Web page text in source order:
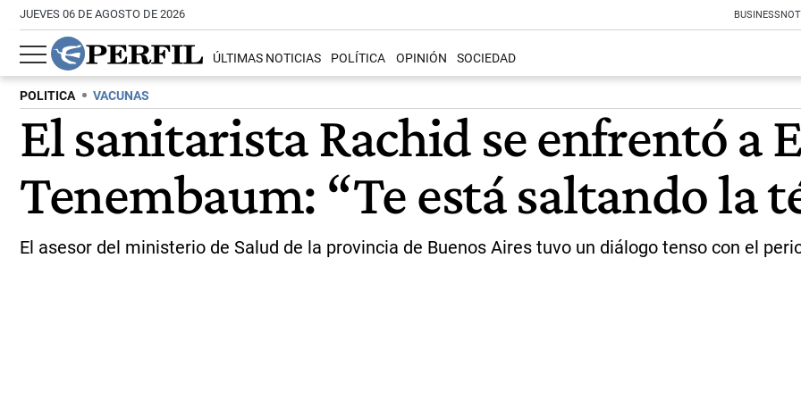
JUEVES 06 DE AGOSTO DE 2026 BUSINESS
ÚLTIMAS NOTICIAS POLÍTICA OPINIÓN SOCIEDAD
POLITICA VACUNAS
El sanitarista Rachid se enfrentó a
Tenembaum: “Te está saltando la
El asesor del ministerio de Salud de la provincia de Buenos Aires tuvo un diálogo tenso con el